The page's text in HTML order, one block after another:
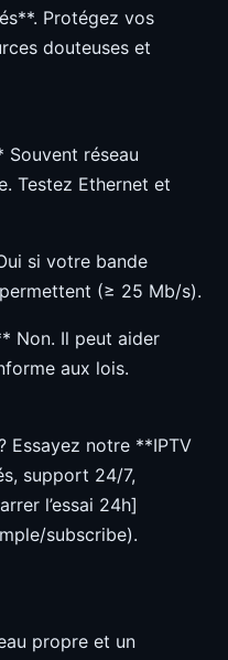
Protégez vos
douteuses et
Souvent réseau
Testez Ethernet et
si votre bande
(≥ 25 Mb/s).
Non. Il peut aider
aux lois.
Essayez notre **IPTV
support 24/7,
l’essai 24h]
subscribe).
propre et un